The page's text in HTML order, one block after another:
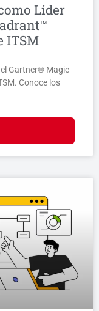
Líder
ITSM
Gartner® Magic
Conoce los